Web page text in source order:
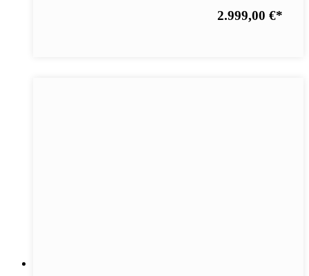
2.999,00 €*